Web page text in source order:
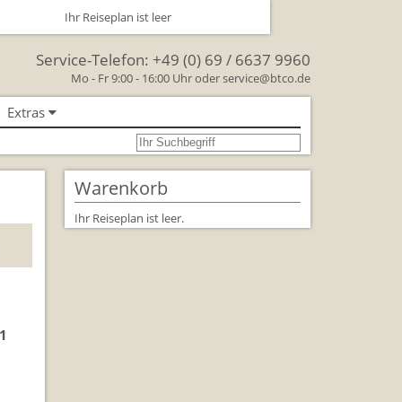
Service-Telefon: +49 (0) 69 / 6637 9960
Mo - Fr 9:00 - 16:00 Uhr oderservice@btco.de
Reise
& Figures
Extras
Ihr Reiseplan ist leer
Warenkorb
Ihr Reiseplan ist leer.